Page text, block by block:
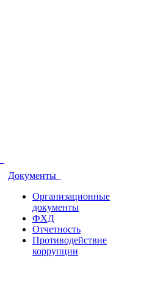
Документы
Организационные
документы
ФХД
Отчетность
Противодействие
коррупции